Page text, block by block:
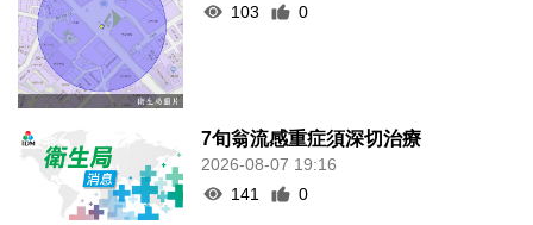
103
0
7旬翁流感重症須深切治療
2026-08-07 19:16
141
0